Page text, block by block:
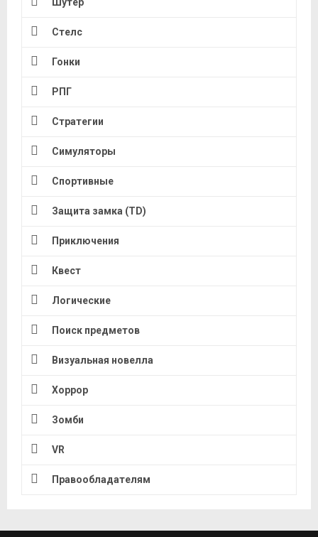
Стелс
Гонки
РПГ
Стратегии
Симуляторы
Спортивные
Защита замка (TD)
Приключения
Квест
Логические
Поиск предметов
Визуальная новелла
Хоррор
Зомби
VR
Правообладателям